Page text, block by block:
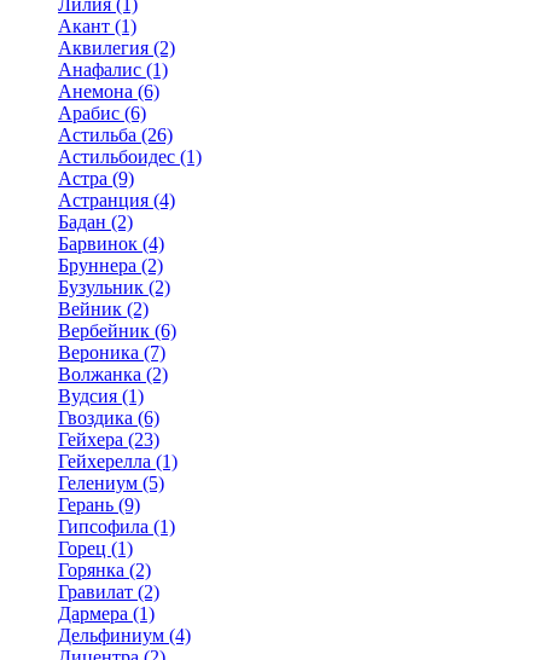
Лилия (1)
Акант (1)
Аквилегия (2)
Анафалис (1)
Анемона (6)
Арабис (6)
Астильба (26)
Астильбоидес (1)
Астра (9)
Астранция (4)
Бадан (2)
Барвинок (4)
Бруннера (2)
Бузульник (2)
Вейник (2)
Вербейник (6)
Вероника (7)
Волжанка (2)
Вудсия (1)
Гвоздика (6)
Гейхера (23)
Гейхерелла (1)
Гелениум (5)
Герань (9)
Гипсофила (1)
Горец (1)
Горянка (2)
Гравилат (2)
Дармера (1)
Дельфиниум (4)